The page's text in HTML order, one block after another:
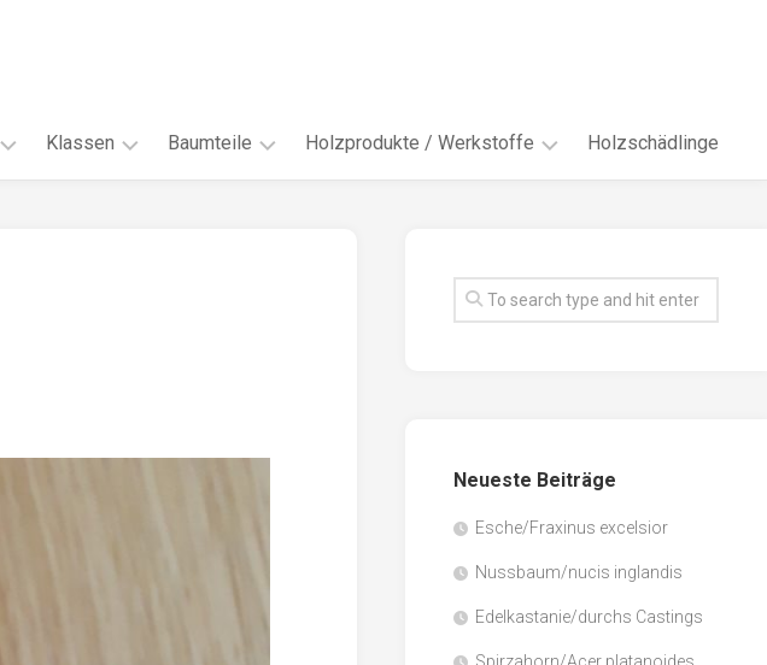
Klassen
18AH
Baumteile Holzprodukte / Werkstoffe
Faserwerkstoffe
Holzschädlinge
Neueste Beiträge
Esche/Fraxinus excelsior
Nussbaum/nucis inglandis
Edelkastanie/durchs Castings